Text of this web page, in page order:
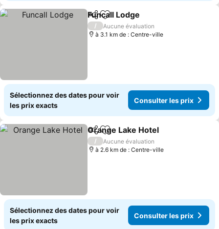
PartagerAjouter à mes favoris
Funcall Lodge
/
Aucune évaluation
à 3.1 km de : Centre-ville
Sélectionnez des dates pour voir
les prix exacts
Consulter les prix
PartagerAjouter à mes favoris
Orange Lake Hotel
/
Aucune évaluation
à 2.6 km de : Centre-ville
Sélectionnez des dates pour voir
les prix exacts
Consulter les prix